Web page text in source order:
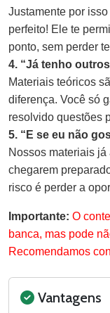
Justamente por
perfeito! Ele te
ponto, sem perder
4. “Já tenho
Materiais teóricos
diferença. Você só
resolvido questões
5. “E se eu não
Nossos materiais
chegarem
risco é perder a
Importante: O
banca, mas pode
Recomendamos
Vantagens